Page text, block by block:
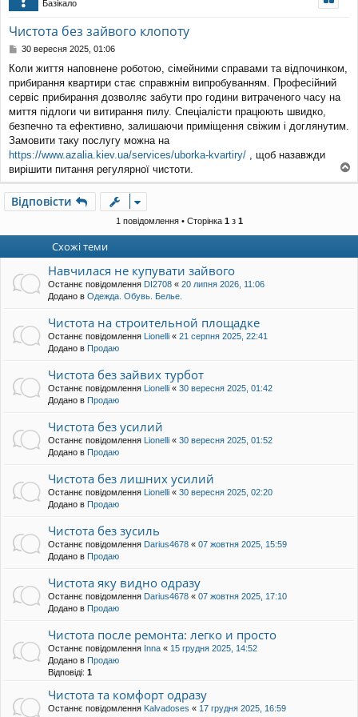
уп
Базікало
Чистота без зайвого клопоту
П
в
і
д
о
л
е
н
н
я
30 вересня 2025, 01:06
Коли життя наповнене роботою, сімейними справами та відпочинком,
прибирання квартири стає справжнім випробуванням. Професійний
сервіс прибирання дозволяє забути про години витраченого часу на
миття підлоги чи витирання пилу. Спеціалісти працюють швидко,
безпечно та ефективно, залишаючи приміщення свіжим і доглянутим.
Замовити таку послугу можна на
https://www.azalia.kiev.ua/services/uborka-kvartiry/ , щоб назавжди
вирішити питання регулярної чистоти.
о
Відповісти
1 повідомлення • Сторінка 1з 1
Схожі теми
Навчилася не купувати зайвого
Останнє повідомлення DI2708 « 20 липня 2026, 11:06
Додано в Одежда. Обувь. Белье.
Чистота на строительной площадке
Останнє повідомлення Lionelli « 21 серпня 2025, 22:41
Додано в Продаю
Чистота без зайвих турбот
Останнє повідомлення Lionelli « 30 вересня 2025, 01:42
Додано в Продаю
Чистота без усилий
Останнє повідомлення Lionelli « 30 вересня 2025, 01:52
Додано в Продаю
Чистота без лишних усилий
Останнє повідомлення Lionelli « 30 вересня 2025, 02:20
Додано в Продаю
Чистота без зусиль
Останнє повідомлення Darius4678 « 07 жовтня 2025, 15:59
Додано в Продаю
Чистота яку видно одразу
Останнє повідомлення Darius4678 « 07 жовтня 2025, 17:10
Додано в Продаю
Чистота после ремонта: легко и просто
Останнє повідомлення Inna « 15 грудня 2025, 14:52
Додано в Продаю
Відповіді: 1
Чистота та комфорт одразу
Останнє повідомлення Kalvadoses « 17 грудня 2025, 16:59